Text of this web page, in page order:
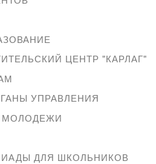
ЦЕНТР "КАРЛАГ"
УПРАВЛЕНИЯ
МОЛОДЕЖИ
ДЛЯ ШКОЛЬНИКОВ